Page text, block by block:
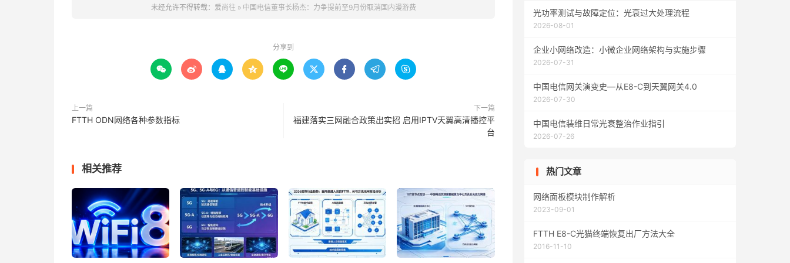
未经允许不得转载： 爱尚往 » 中国电信董事长杨杰：力争提前至9月份取消国内漫游费
分享到
        
上一篇
FTTH ODN网络各种参数指标
下一篇
福建落实三网融合政策出实招 启用IPTV天翼高清播控平
台
相关推荐
光功率测试与故障定位：光衰过大处理流程
2026-08-01
企业小网络改造：小微企业网络架构与实施步骤
2026-07-31
中国电信网关演变史—从E8-C到天翼网关4.0
2026-07-30
中国电信装维日常光衰整治作业指引
2026-07-26
热门文章
网络面板模块制作解析
2023-09-01
FTTH E8-C光猫终端恢复出厂方法大全
2016-11-10